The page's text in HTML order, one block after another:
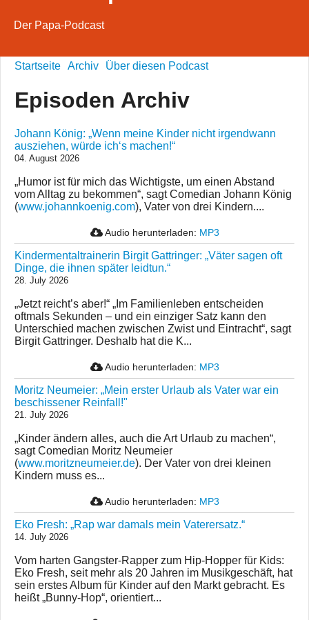
Der Papa-Podcast
Startseite Archiv Über diesen Podcast
Episoden Archiv
Johann König: „Wenn meine Kinder nicht irgendwann
ausziehen, würde ich‘s machen!“
04. August 2026
„Humor ist für mich das Wichtigste, um einen Abstand
vom Alltag zu bekommen“, sagt Comedian Johann König
(www.johannkoenig.com), Vater von drei Kindern....
Audio herunterladen: MP3
Kindermentaltrainerin Birgit Gattringer: „Väter sagen oft
Dinge, die ihnen später leidtun.“
28. July 2026
„Jetzt reicht’s aber!“ „Im Familienleben entscheiden
oftmals Sekunden – und ein einziger Satz kann den
Unterschied machen zwischen Zwist und Eintracht“, sagt
Birgit Gattringer. Deshalb hat die K...
Audio herunterladen: MP3
Moritz Neumeier: „Mein erster Urlaub als Vater war ein
beschissener Reinfall!"
21. July 2026
„Kinder ändern alles, auch die Art Urlaub zu machen“,
sagt Comedian Moritz Neumeier
(www.moritzneumeier.de). Der Vater von drei kleinen
Kindern muss es...
Audio herunterladen: MP3
Eko Fresh: „Rap war damals mein Vaterersatz.“
14. July 2026
Vom harten Gangster-Rapper zum Hip-Hopper für Kids:
Eko Fresh, seit mehr als 20 Jahren im Musikgeschäft, hat
sein erstes Album für Kinder auf den Markt gebracht. Es
heißt „Bunny-Hop“, orientiert...